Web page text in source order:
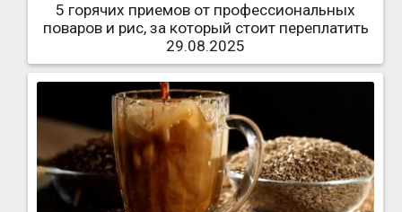
5 горячих приемов от профессиональных
поваров и рис, за который стоит переплатить
29.08.2025